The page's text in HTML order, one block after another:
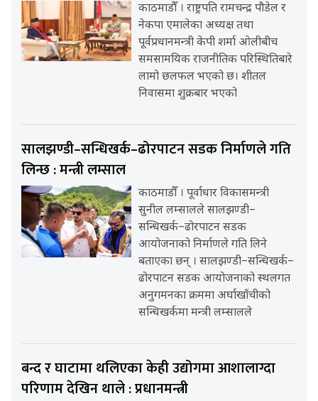
काठमाडौँ । राष्ट्रपति रामचन्द्र पौडेल र
नेकपा एमालेका अध्यक्ष तथा
पूर्वप्रधानमन्त्री केपी शर्मा ओलीबीच
समसामयिक राजनीतिक परिस्थितिबारे
लामो छलफल भएको छ। शीतल
निवासमा शुक्रबार भएको
सालझण्डी–सन्धिखर्क–ढोरपाटन सडक निर्माणले गति
लिन्छ : मन्त्री लम्साल
काठमाडौँ । पूर्वाधार विकासमन्त्री
सुनील लम्सालले सालझण्डी–
सन्धिखर्क–ढोरपाटन सडक
आयोजनाको निर्माणले गति लिने
बताएका छन् । सालझण्डी–सन्धिखर्क–
ढोरपाटन सडक आयोजनाको स्थलगत
अनुगमनका क्रममा अर्घाखाँचीको
सन्धिखर्कमा मन्त्री लम्सालले
बन्द र घाटामा थलिएका केही उद्योगमा आशालाग्दा
परिणाम देखिन थाले : प्रधानमन्त्री